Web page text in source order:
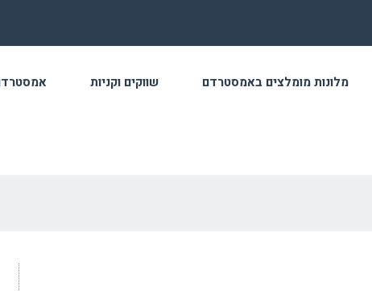
מלונות מומלצים באמסטרדם שווקים וקניות